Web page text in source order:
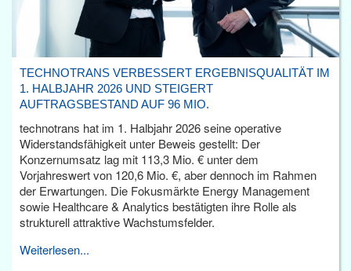
TECHNOTRANS VERBESSERT ERGEBNISQUALITÄT IM
1. HALBJAHR 2026 UND STEIGERT
AUFTRAGSBESTAND AUF 96 MIO.
technotrans hat im 1. Halbjahr 2026 seine operative
Widerstandsfähigkeit unter Beweis gestellt: Der
Konzernumsatz lag mit 113,3 Mio. € unter dem
Vorjahreswert von 120,6 Mio. €, aber dennoch im Rahmen
der Erwartungen. Die Fokusmärkte Energy Management
sowie Healthcare & Analytics bestätigten ihre Rolle als
strukturell attraktive Wachstumsfelder.
Weiterlesen...